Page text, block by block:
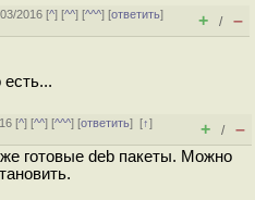
2016 [^] [^^] [^^^] [ответить]
+ / –
есть...
[^] [^^] [^^^] [ответить][↑]
+ / –
готовые deb пакеты. Можно